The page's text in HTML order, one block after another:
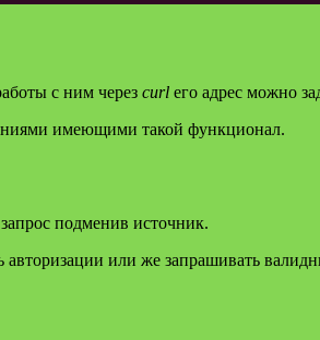
с ним через curl его адрес можно
имеющими такой функционал.
подменив источник.
или же запрашивать